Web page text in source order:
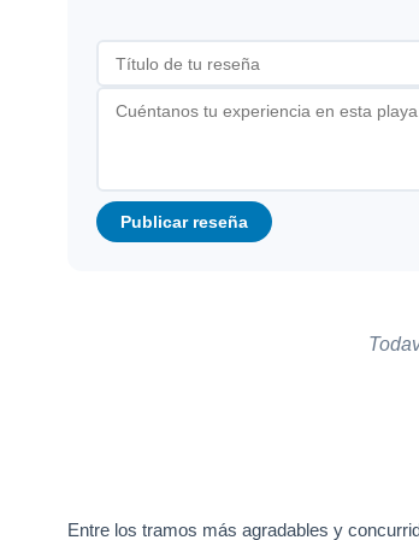
Publicar reseña
Entre los tramos más agradables y